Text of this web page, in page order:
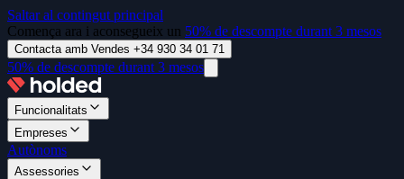
Saltar al contingut principal
Comença ara i aconsegueix un 50% de descompte durant 3 mesos
Contacta amb Vendes +34 930 34 01 71
50% de descompte durant 3 mesos
Funcionalitats
Empreses
Autònoms
Assessories